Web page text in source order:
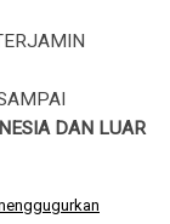
DAN LUAR